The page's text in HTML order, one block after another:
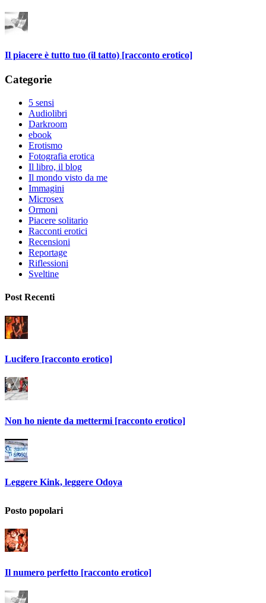
Il piacere è tutto tuo (il tatto) [racconto erotico]
Categorie
5 sensi
Audiolibri
Darkroom
ebook
Erotismo
Fotografia erotica
Il libro, il blog
Il mondo visto da me
Immagini
Microsex
Ormoni
Piacere solitario
Racconti erotici
Recensioni
Reportage
Riflessioni
Sveltine
Post Recenti
Lucifero [racconto erotico]
Non ho niente da mettermi [racconto erotico]
Leggere Kink, leggere Odoya
Posto popolari
Il numero perfetto [racconto erotico]